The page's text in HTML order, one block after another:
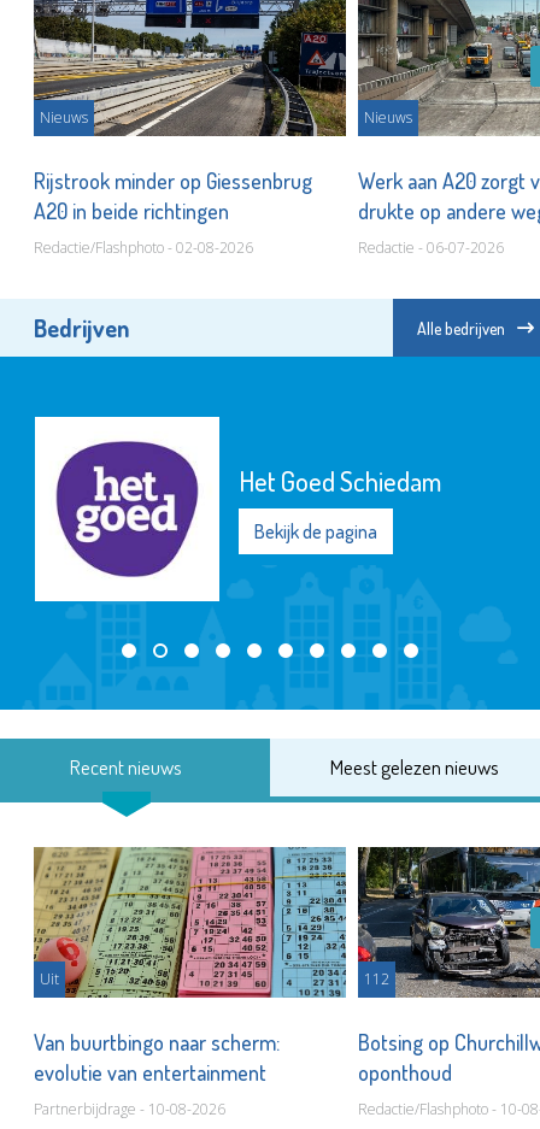
Nieuws
Rijstrook minder op Giessenbrug
A20 in beide richtingen
Redactie/Flashphoto - 02-08-2026
Nieuws
Werk aan A20 zorgt
drukte op andere
Redactie - 06-07-2026
Bedrijven Alle bedrijven
Het Goed Schiedam
Bekijk de pagina
Recent nieuws Meest gelezen nieuws
Uit
Van buurtbingo naar scherm:
evolutie van entertainment
Partnerbijdrage - 10-08-2026
112
Botsing op
oponthoud
Redactie/Flashphoto - 10-